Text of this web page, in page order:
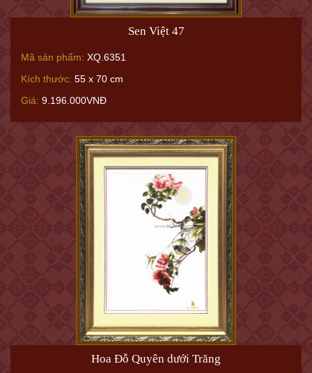
Sen Việt 47
Mã sản phẩm: XQ.6351
Kích thước: 55 x 70 cm
Giá: 9.196.000VNĐ
Hoa Đỗ Quyên dưới Trăng